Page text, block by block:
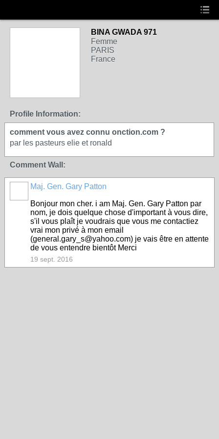
BINA GWADA 971
Femme
PARIS
France
Profile Information:
comment vous avez connu onction.com ?
par les pasteurs elie et ronald
Comment Wall:
Maj. Gen. Gary Patton
Bonjour mon cher. i am Maj. Gen. Gary Patton par
nom, je dois quelque chose d'important à vous dire,
s'il vous plaît je voudrais que vous me contactiez
vrai mon privé à mon email
(general.gary_s@yahoo.com) je vais être en attente
de vous entendre bientôt Merci
19 sept. 2016